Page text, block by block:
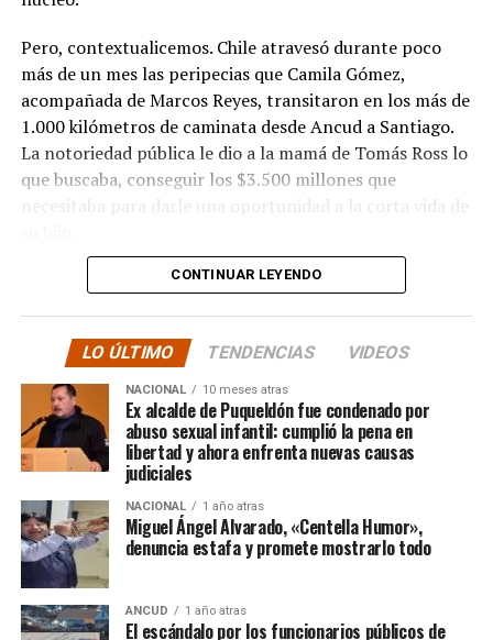
Pero, contextualicemos. Chile atravesó durante poco
más de un mes las peripecias que Camila Gómez,
acompañada de Marcos Reyes, transitaron en los más de
1.000 kilómetros de caminata desde Ancud a Santiago.
La notoriedad pública le dio a la mamá de Tomás Ross lo
que buscaba, conseguir los $3.500 millones que
necesitaba para darle una oportunidad a la corta vida de
La solidaridad y empatía de los chilenos en cada paso
sino que se superó con creces. De hecho, el último
cómputo dado a conocer reveló la suma total de
$3.689.545.200.
Según Camila Gómez, el excedente de casi $200
millones sería destinadopara los costos médicos
asociados al suministro del Elevidys «porque los 3.500
millonessolo incluye el frasco del fármaco y no los
otros gastos relacionados con los tres meses del
tratamiento
«, indicó a Meganonoticias.cl
Pero, volviendo al principio, damos curso a una solicitud
CONTINUAR LEYENDO
LO ÚLTIMO TENDENCIAS VIDEOS
NACIONAL 10 meses atras
Ex alcalde de Puqueldón fue condenado por
abuso sexual infantil: cumplió la pena en
libertad y ahora enfrenta nuevas causas
judiciales
NACIONAL 1 año atras
Miguel Ángel Alvarado, «Centella Humor»,
denuncia estafa y promete mostrarlo todo
ANCUD 1 año atras
El escándalo por los funcionarios públicos de